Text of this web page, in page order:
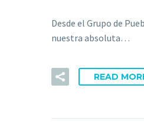
Desde el Grupo de
nuestra absoluta…
READ